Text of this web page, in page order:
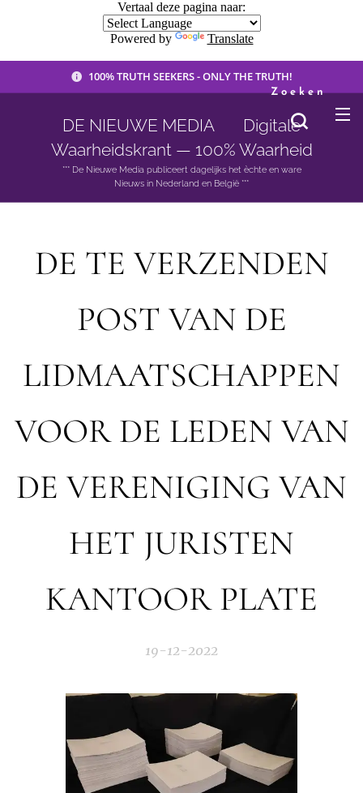
Vertaal deze pagina naar:
Powered by Translate
100% TRUTH SEEKERS - ONLY THE TRUTH!
DE NIEUWE MEDIA 🟣 Digitale
Waarheidskrant — 100% Waarheid
*** De Nieuwe Media publiceert dagelijks het èchte en ware
Nieuws in Nederland en België ***
Zoeken
DE TE VERZENDEN
POST VAN DE
LIDMAATSCHAPPEN
VOOR DE LEDEN VAN
DE VERENIGING VAN
HET JURISTEN
KANTOOR PLATE
19-12-2022